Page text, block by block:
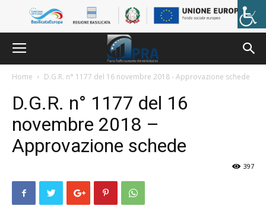
content
Home D.G.R. n° 1177 del 16 novembre 2018 - Approvazione schede
D.G.R. n° 1177 del 16
novembre 2018 –
Approvazione schede
397